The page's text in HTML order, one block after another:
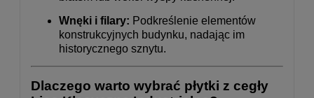
Wnęki i filary: Podkreślenie elementów
konstrukcyjnych budynku, nadając im
historycznego sznytu.
Dlaczego warto wybrać płytki z cegły